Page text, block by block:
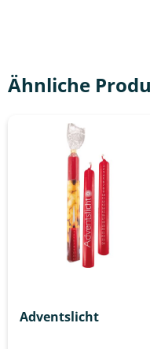
Ähnliche
Adventslicht